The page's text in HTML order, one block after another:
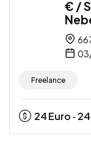
€ /
Freelance
24Euro - 24